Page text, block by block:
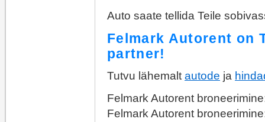
Auto saate tellida Teile
Felmark Autorent on
partner!
Tutvu lähemalt autode ja
Felmark Autorent
Felmark Autorent